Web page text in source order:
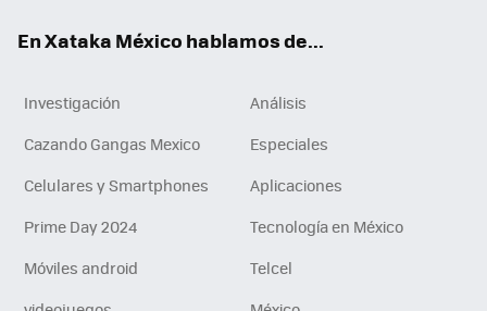
En Xataka México hablamos de...
Investigación
Análisis
Cazando Gangas Mexico
Especiales
Celulares y Smartphones
Aplicaciones
Prime Day 2024
Tecnología en México
Móviles android
Telcel